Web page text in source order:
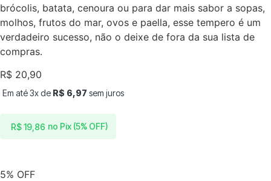
brócolis, batata, cenoura ou para dar mais sabor a sopas,
molhos, frutos do mar, ovos e paella, esse tempero é um
verdadeiro sucesso, não o deixe de fora da sua lista de
compras.
R$ 20,90
R$19,86 no Pix (5% OFF)
Em até 3x de R$ 6,97 sem juros
5% OFF